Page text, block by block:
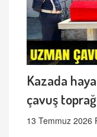
Kazada
çavuş
13 Temmuz 2026